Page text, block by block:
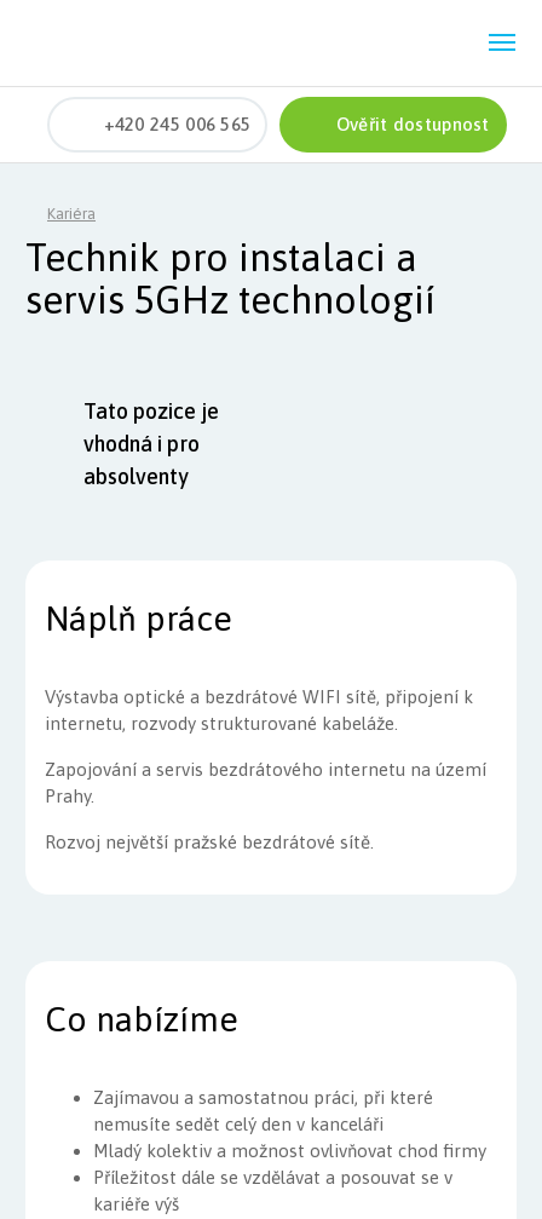
+420 245 006 565 Ověřit dostupnost
Kariéra
Technik pro instalaci a
servis 5GHz technologií
Tato pozice je
vhodná i pro
absolventy
Náplň práce
Výstavba optické a bezdrátové WIFI sítě, připojení k
internetu, rozvody strukturované kabeláže.
Zapojování a servis bezdrátového internetu na území
Prahy.
Rozvoj největší pražské bezdrátové sítě.
Co nabízíme
Zajímavou a samostatnou práci, při které
nemusíte sedět celý den v kanceláři
Mladý kolektiv a možnost ovlivňovat chod firmy
Příležitost dále se vzdělávat a posouvat se v
kariéře výš